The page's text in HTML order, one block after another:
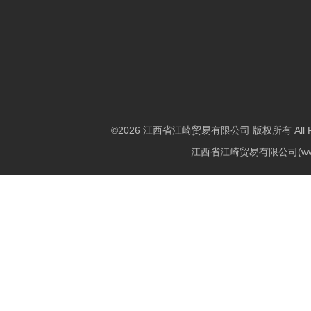
©2026 江西省江崎贸易有限公司 版权所有 All
江西省江崎贸易有限公司